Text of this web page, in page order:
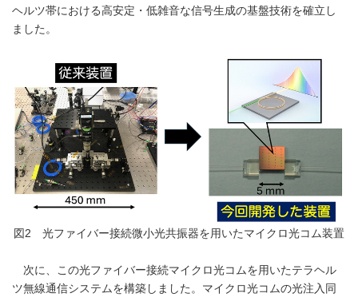
ヘルツ帯における高安定・低雑音な信号生成の基盤技術を確立し
ました。
図2 光ファイバー接続微小光共振器を用いたマイクロ光コム装置
次に、この光ファイバー接続マイクロ光コムを用いたテラヘル
ツ無線通信システムを構築しました。マイクロ光コムの光注入同